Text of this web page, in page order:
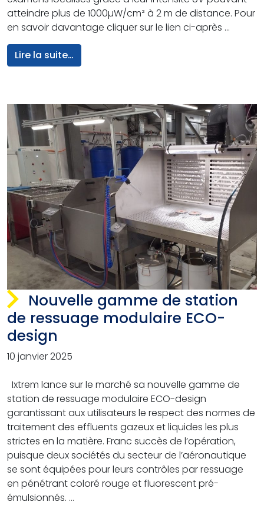
atteindre plus de 1000µW/cm² à 2 m de distance. Pour
en savoir davantage cliquer sur le lien ci-après …
Lire la suite…
Nouvelle gamme de station
de ressuage modulaire ECO-
design
10 janvier 2025
Ixtrem lance sur le marché sa nouvelle gamme de
station de ressuage modulaire ECO-design
garantissant aux utilisateurs le respect des normes de
traitement des effluents gazeux et liquides les plus
strictes en la matière. Franc succès de l’opération,
puisque deux sociétés du secteur de l’aéronautique
se sont équipées pour leurs contrôles par ressuage
en pénétrant coloré rouge et fluorescent pré-
émulsionnés. …